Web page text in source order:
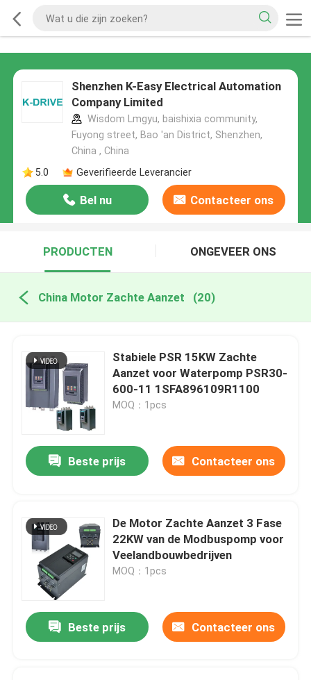
Shenzhen K-Easy Electrical Automation
Company Limited
Wisdom Lmgyu, baishixia community,
Fuyong street, Bao 'an District, Shenzhen,
China , China
5.0
Geverifieerde Leverancier
Bel nu Contacteer ons
PRODUCTEN ONGEVEER ONS
China Motor Zachte Aanzet (20)
Stabiele PSR 15KW Zachte
Aanzet voor Waterpomp PSR30-
600-11 1SFA896109R1100
MOQ：1pcs
Beste prijs Contacteer ons
De Motor Zachte Aanzet 3 Fase
22KW van de Modbuspomp voor
Veelandbouwbedrijven
MOQ：1pcs
Beste prijs Contacteer ons